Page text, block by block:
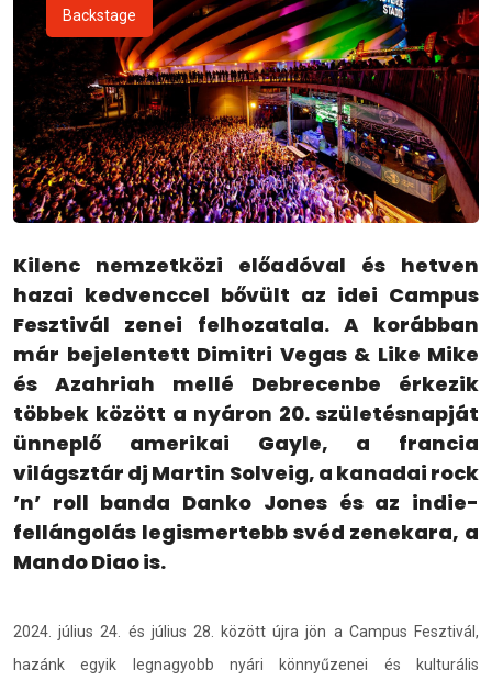
Backstage
Kilenc nemzetközi előadóval és hetven
hazai kedvenccel bővült az idei Campus
Fesztivál zenei felhozatala. A korábban
már bejelentett Dimitri Vegas & Like Mike
és Azahriah mellé Debrecenbe érkezik
többek között a nyáron 20. születésnapját
ünneplő amerikai Gayle, a francia
világsztár dj Martin Solveig, a kanadai rock
’n’ roll banda Danko Jones és az indie-
fellángolás legismertebb svéd zenekara, a
Mando Diao is.
2024. július 24. és július 28. között újra jön a Campus Fesztivál,
hazánk egyik legnagyobb nyári könnyűzenei és kulturális